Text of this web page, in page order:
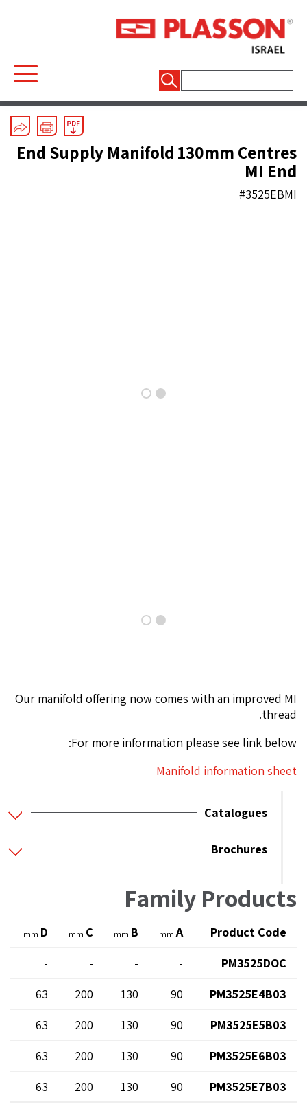
MCP & Manifolds/End Supply Manifolds
End Supply Manifold 130mm Centres
MI End
#3525EBMI
Our manifold offering now comes with an improved MI
thread.
For more information please see link below:
Manifold information sheet
Catalogues
Brochures
Family Products
Product Code
A
mm
B
mm
C
mm
D
mm
PM3525DOC
-
-
-
-
PM3525E4B03
90
130
200
63
PM3525E5B03
90
130
200
63
PM3525E6B03
90
130
200
63
PM3525E7B03
90
130
200
63